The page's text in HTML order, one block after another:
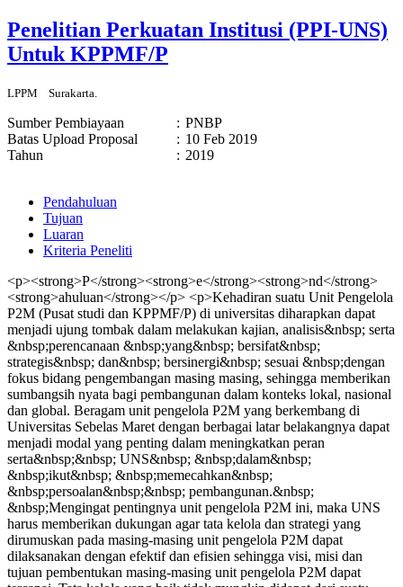
Penelitian Perkuatan Institusi (PPI-UNS)
Untuk KPPMF/P
LPPM Surakarta.
Sumber Pembiayaan : PNBP
Batas Upload Proposal
: 10 Feb 2019
Tahun
: 2019
Pendahuluan
Tujuan
Luaran
Kriteria Peneliti
<p><strong>P</strong><strong>e</strong><strong>nd</strong>
<strong>ahuluan</strong></p> <p>Kehadiran suatu Unit Pengelola
P2M (Pusat studi dan KPPMF/P) di universitas diharapkan dapat
menjadi ujung tombak dalam melakukan kajian, analisis&nbsp; serta
&nbsp;perencanaan &nbsp;yang&nbsp; bersifat&nbsp;
strategis&nbsp; dan&nbsp; bersinergi&nbsp; sesuai &nbsp;dengan
fokus bidang pengembangan masing masing, sehingga memberikan
sumbangsih nyata bagi pembangunan dalam konteks lokal, nasional
dan global. Beragam unit pengelola P2M yang berkembang di
Universitas Sebelas Maret dengan berbagai latar belakangnya dapat
menjadi modal yang penting dalam meningkatkan peran
serta&nbsp;&nbsp; UNS&nbsp; &nbsp;dalam&nbsp;
&nbsp;ikut&nbsp; &nbsp;memecahkan&nbsp;
&nbsp;persoalan&nbsp;&nbsp; pembangunan.&nbsp;
&nbsp;Mengingat pentingnya unit pengelola P2M ini, maka UNS
harus memberikan dukungan agar tata kelola dan strategi yang
dirumuskan pada masing-masing unit pengelola P2M dapat
dilaksanakan dengan efektif dan efisien sehingga visi, misi dan
tujuan pembentukan masing-masing unit pengelola P2M dapat